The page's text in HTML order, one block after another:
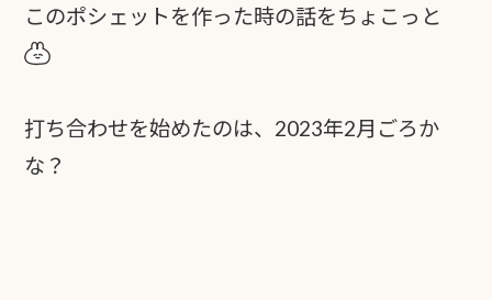
このポシェットを作った時の話をちょこっと
打ち合わせを始めたのは、2023年2月ごろか
な？